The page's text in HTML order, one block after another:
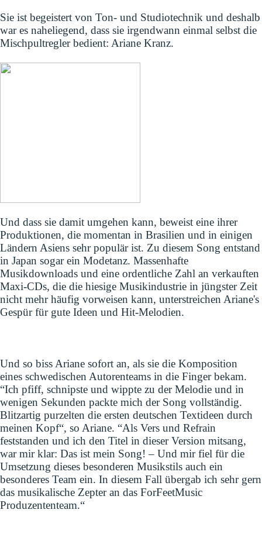
Sie ist begeistert von Ton- und Studiotechnik und deshalb
war es naheliegend, dass sie irgendwann einmal selbst die
Mischpultregler bedient: Ariane Kranz.
Und dass sie damit umgehen kann, beweist eine ihrer
Produktionen, die momentan in Brasilien und in einigen
Ländern Asiens sehr populär ist. Zu diesem Song entstand
in Japan sogar ein Modetanz. Massenhafte
Musikdownloads und eine ordentliche Zahl an verkauften
Maxi-CDs, die die hiesige Musikindustrie in jüngster Zeit
nicht mehr häufig vorweisen kann, unterstreichen Ariane's
Gespür für gute Ideen und Hit-Melodien.
Und so biss Ariane sofort an, als sie die Komposition
eines schwedischen Autorenteams in die Finger bekam.
“Ich pfiff, schnipste und wippte zu der Melodie und in
wenigen Sekunden packte mich der Song vollständig.
Blitzartig purzelten die ersten deutschen Textideen durch
meinen Kopf“, so Ariane. “Als Vers und Refrain
feststanden und ich den Titel in dieser Version mitsang,
war mir klar: Das ist mein Song! – Und mir fiel für die
Umsetzung dieses besonderen Musikstils auch ein
besonderes Team ein. In diesem Fall übergab ich sehr gern
das musikalische Zepter an das ForFeetMusic
Produzententeam.“